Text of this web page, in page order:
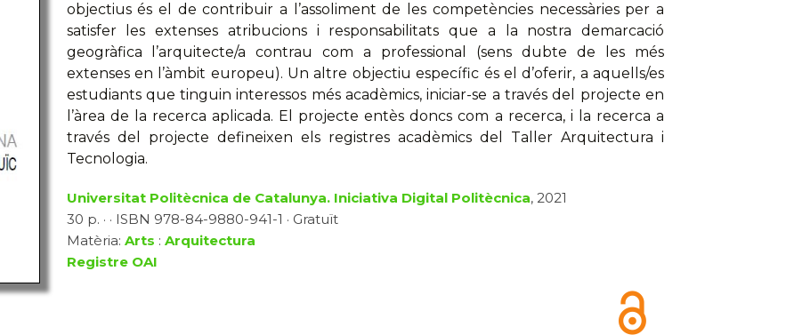
objectius és el de contribuir a l’assoliment de les competències necessàries per a
satisfer les extenses atribucions i responsabilitats que a la nostra demarcació
geogràfica l’arquitecte/a contrau com a professional (sens dubte de les més
extenses en l’àmbit europeu). Un altre objectiu específic és el d’oferir, a aquells/es
estudiants que tinguin interessos més acadèmics, iniciar-se a través del projecte en
l’àrea de la recerca aplicada. El projecte entès doncs com a recerca, i la recerca a
través del projecte defineixen els registres acadèmics del Taller Arquitectura i
Tecnologia.
Universitat Politècnica de Catalunya. Iniciativa Digital Politècnica, 2021
30 p. · · ISBN 978-84-9880-941-1 · Gratuït
Matèria: Arts : Arquitectura
Registre OAI